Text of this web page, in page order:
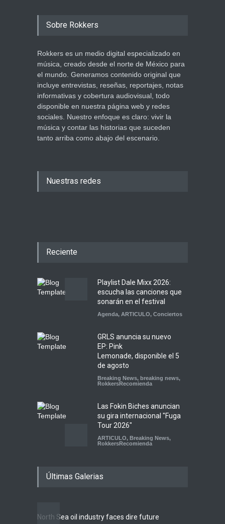
Sobre Rokkers
Rokkers es un medio digital especializado en
música, creado desde el norte de México para
el mundo. Generamos contenido original que
incluye entrevistas, reseñas, reportajes, notas
informativas y cobertura audiovisual, todo
disponible en nuestra página web y redes
sociales. Nuestro enfoque es claro: vivir la
música y contar las historias que suceden
tanto arriba como abajo del escenario.
Nuestras redes
Reciente
Playlist Dale Mixx 2026:
escucha las canciones que
sonarán en el festival
Agenda, ARTICULO, Conciertos
GRLS anuncia su nuevo
EP: Pink
Lemonade, disponible el 5
de agosto
Breaking News, breaking news,
RokkersRecomienda
Las Fokin Biches anuncian
su gira internacional "Fuga
Tour 2026"
ARTICULO, Breaking News,
RokkersRecomienda
nuevo de Psychedelic Porn
RokkersRecomienda,Sin
categoría
Últimas Galerias
North Sea oil industry faces dire future